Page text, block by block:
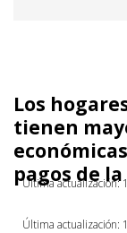
Los
tienen
pagos de
Última actualización:
Última actualización: